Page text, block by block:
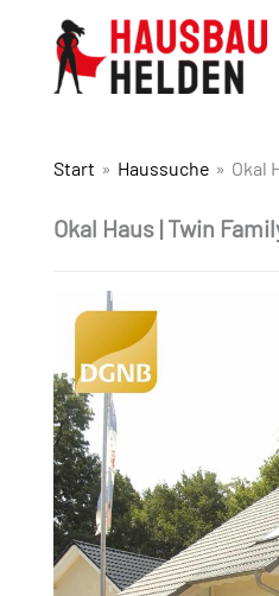
Start Haussuche Okal
Okal Haus | Twin